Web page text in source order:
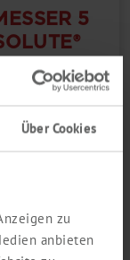
Über Cookies
zu
anbieten
5